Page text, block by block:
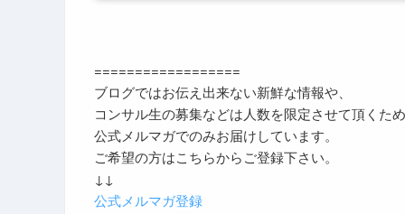
==================
ブログではお伝え出来ない新鮮な情報や、
コンサル生の募集などは人数を限定させて頂くため
公式メルマガでのみお届けしています。
ご希望の方はこちらからご登録下さい。
↓↓
公式メルマガ登録